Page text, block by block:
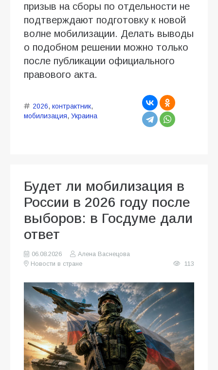
призыв на сборы по отдельности не
подтверждают подготовку к новой
волне мобилизации. Делать выводы
о подобном решении можно только
после публикации официального
правового акта.
2026, контрактник,
мобилизация, Украина
Будет ли мобилизация в
России в 2026 году после
выборов: в Госдуме дали
ответ
06.08.2026
Алена Васнецова
Новости в стране
113